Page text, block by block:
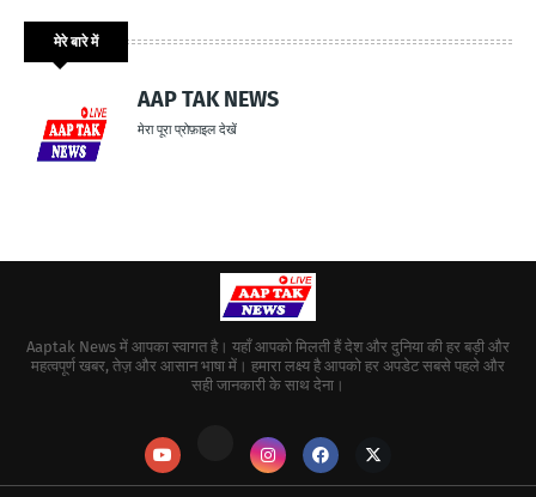
मेरे बारे में
AAP TAK NEWS
मेरा पूरा प्रोफ़ाइल देखें
Aaptak News में आपका स्वागत है। यहाँ आपको मिलती हैं देश और दुनिया की हर बड़ी और
महत्वपूर्ण खबर, तेज़ और आसान भाषा में। हमारा लक्ष्य है आपको हर अपडेट सबसे पहले और
सही जानकारी के साथ देना।